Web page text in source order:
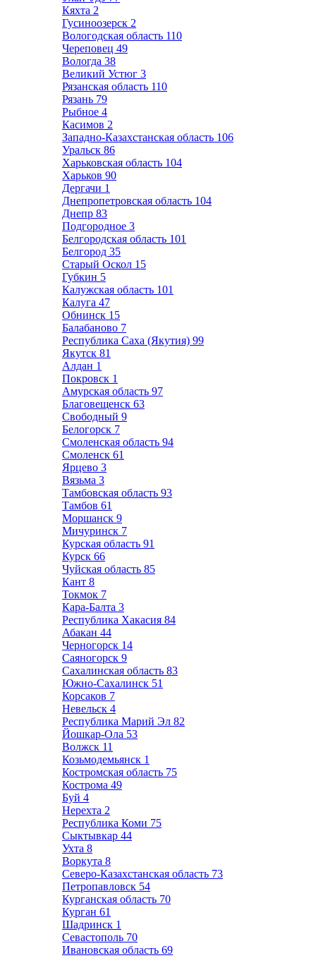
Кяхта 2
Гусиноозерск 2
Вологодская область 110
Череповец 49
Вологда 38
Великий Устюг 3
Рязанская область 110
Рязань 79
Рыбное 4
Касимов 2
Западно-Казахстанская область 106
Уральск 86
Харьковская область 104
Харьков 90
Дергачи 1
Днепропетровская область 104
Днепр 83
Подгородное 3
Белгородская область 101
Белгород 35
Старый Оскол 15
Губкин 5
Калужская область 101
Калуга 47
Обнинск 15
Балабаново 7
Республика Саха (Якутия) 99
Якутск 81
Алдан 1
Покровск 1
Амурская область 97
Благовещенск 63
Свободный 9
Белогорск 7
Смоленская область 94
Смоленск 61
Ярцево 3
Вязьма 3
Тамбовская область 93
Тамбов 61
Моршанск 9
Мичуринск 7
Курская область 91
Курск 66
Чуйская область 85
Кант 8
Токмок 7
Кара-Балта 3
Республика Хакасия 84
Абакан 44
Черногорск 14
Саяногорск 9
Сахалинская область 83
Южно-Сахалинск 51
Корсаков 7
Невельск 4
Республика Марий Эл 82
Йошкар-Ола 53
Волжск 11
Козьмодемьянск 1
Костромская область 75
Кострома 49
Буй 4
Нерехта 2
Республика Коми 75
Сыктывкар 44
Ухта 8
Воркута 8
Северо-Казахстанская область 73
Петропавловск 54
Курганская область 70
Курган 61
Шадринск 1
Севастополь 70
Ивановская область 69